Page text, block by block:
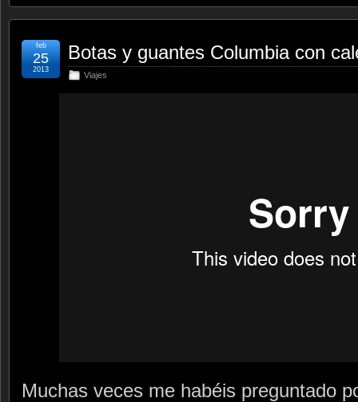
Botas y guantes Columbia con
Viajes
feb
25
2013
Muchas veces me habéis preguntado